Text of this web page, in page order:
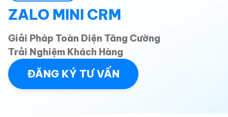
ZALO MINI CRM
Giải Pháp Toàn Diện Tăng Cường
Trải Nghiệm Khách Hàng
ĐĂNG KÝ TƯ VẤN